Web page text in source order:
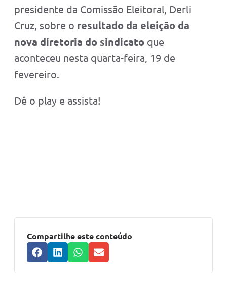
presidente da Comissão Eleitoral, Derli
Cruz, sobre o resultado da eleição da
nova diretoria do sindicato que
aconteceu nesta quarta-feira, 19 de
fevereiro.
Dê o play e assista!
Compartilhe este conteúdo